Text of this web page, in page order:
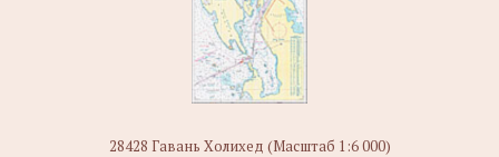
28428 Гавань Холихед (Масштаб 1:6 000)